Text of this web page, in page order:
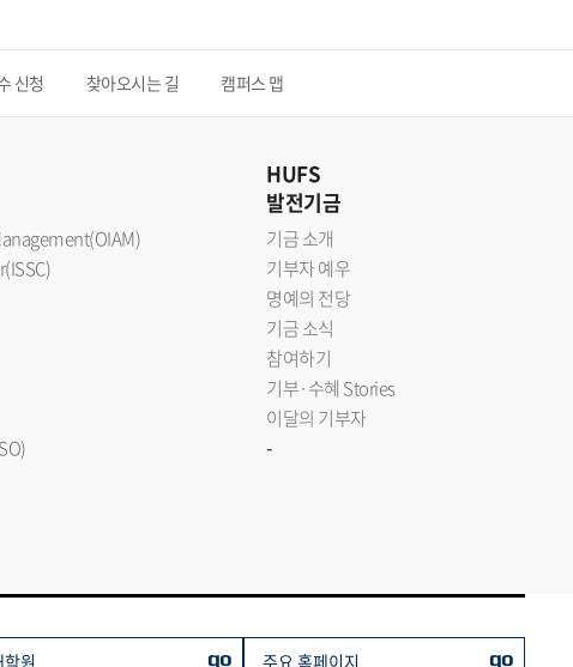
신청 찾아오시는 길 캠퍼스 맵
HUFS
발전기금
기금 소개
기부자 예우
명예의 전당
기금 소식
참여하기
기부·수혜 Stories
이달의 기부자
-
원 go 주요 홈페이지 go